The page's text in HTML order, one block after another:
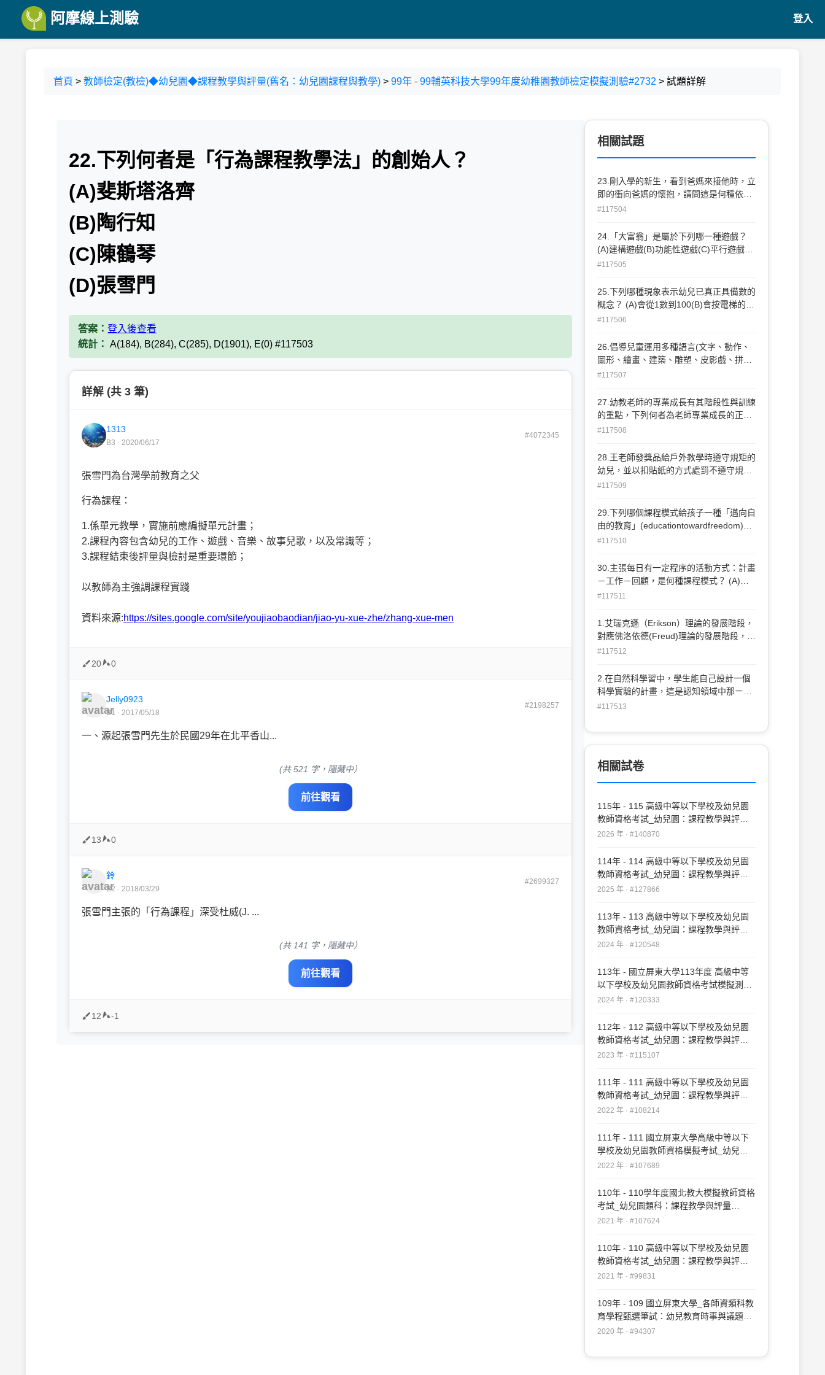
阿摩線上測驗 登入
首頁 > 教師檢定(教檢)◆幼兒園◆課程教學與評量(舊名：幼兒園課程與教學) > 99年 - 99輔英科技大學99年度幼稚園教師檢定模擬測驗#2732 > 試題詳解
22.下列何者是「行為課程教學法」的創始人？
(A)斐斯塔洛齊
(B)陶行知
(C)陳鶴琴
(D)張雪門
答案： 登入後查看
統計： A(184), B(284), C(285), D(1901), E(0) #117503
詳解 (共 3 筆)
1313
B3 · 2020/06/17
#4072345
張雪門為台灣學前教育之父
行為課程：
1.係單元教學，實施前應編擬單元計畫；
2.課程內容包含幼兒的工作、遊戲 、音樂 、故事兒歌，以及常識等；
3.課程結束後評量與檢討是重要環節；
以教師為主強調課程實踐
資料來源:https://sites.google.com/site/youjiaobaodian/jiao-yu-xue-zhe/zhang-xue-men
20 0
Jelly0923
B1 · 2017/05/18
#2198257
一、源起張雪門先生於民國29年在北平香山...
(共 521 字，隱藏中）
前往觀看
13 0
鈴
B2 · 2018/03/29
#2699327
張雪門主張的「行為課程」深受杜威(J. ...
(共 141 字，隱藏中）
前往觀看
12 -1
相關試題
23.剛入學的新生，看到爸媽來接他時，立
即的衝向爸媽的懷抱，請問這是何種依附
關係？(A)焦慮矛盾型（Anxious-
（Secureattachment）(C)逃避型
（Anxious-avoidant）(D)紊亂型
#117504
24.「大富翁」是屬於下列哪一種遊戲？
(A)建構遊戲(B)功能性遊戲(C)平行遊戲
(D)規則性遊戲
#117505
25.下列哪種現象表示幼兒已真正具備數的
概念？ (A)會從1數到100(B)會按電梯的樓
層(C)能說出父母親的行動電話號碼(D)發
#117506
26.倡導兒童運用多種語言(文字、動作、
圖形、繪畫、建築、雕塑、皮影戲、拼
貼、戲劇或音樂等多種活動形式以及豐富
整的感覺經驗,是何種課程模式的教學特
色？ (A)華德福教學(B)瑞吉歐教學(C)方案
#117507
27.幼教老師的專業成長有其階段性與訓練
的重點，下列何者為老師專業成長的正確
順序？(1)求生階段(2)成熟階段(3)強化階
(2)(C)(4)(1)(2)(3)(D)(4)(1)(3)(2)
#117508
28.王老師發獎品給戶外教學時遵守規矩的
幼兒，並以扣貼紙的方式處罰不遵守規定
的幼兒，因為王老師認為道德教育的實施
的教育觀受何種教育理念的影響？ (A)快
樂主義(B)浪漫主義(C)實用主義(D)存在主
#117509
29.下列哪個課程模式給孩子一種「邁向自
由的教育」(educationtowardfreedom)而
且被視為是一種多元文化的教育模式？
(D)蒙特梭利教學
#117510
30.主張每日有一定程序的活動方式：計畫
－工作－回顧，是何種課程模式？ (A)高
瞻(High/Scope)課程模式(B)華得福教育
(BankStreetApproach) (D)方案教學
(TheProjectApproach)
#117511
1.艾瑞克遜（Erikson）理論的發展階段，
對應佛洛依德(Freud)理論的發展階段，下
列哪一個對應是正確的： (A)自動自發對
卑，兩性期 (C)活潑自動對羞愧懷疑，潛
伏期 (D)友愛親密對孤獨疏離，肛門期。
#117512
2.在自然科學習中，學生能自己設計一個
科學實驗的計畫，這是認知領域中那ㄧ個
層次的教學目標？ (A)應用 (B)分析 (C)綜
#117513
相關試卷
115年 - 115 高級中等以下學校及幼兒園
教師資格考試_幼兒園：課程教學與評量
#140870
2026 年 · #140870
114年 - 114 高級中等以下學校及幼兒園
教師資格考試_幼兒園：課程教學與評量
#127866
2025 年 · #127866
113年 - 113 高級中等以下學校及幼兒園
教師資格考試_幼兒園：課程教學與評量
#120548
2024 年 · #120548
113年 - 國立屏東大學113年度 高級中等
以下學校及幼兒園教師資格考試模擬測驗
類別：幼兒園 科目：課程教學與評量
2024 年 · #120333
112年 - 112 高級中等以下學校及幼兒園
教師資格考試_幼兒園：課程教學與評量
#115107
2023 年 · #115107
111年 - 111 高級中等以下學校及幼兒園
教師資格考試_幼兒園：課程教學與評量
#108214
2022 年 · #108214
111年 - 111 國立屏東大學高級中等以下
學校及幼兒園教師資格模擬考試_幼兒
園：課程教學與評量#107689
2022 年 · #107689
110年 - 110學年度國北教大模擬教師資格
考試_幼兒園類科：課程教學與評量
#107624
2021 年 · #107624
110年 - 110 高級中等以下學校及幼兒園
教師資格考試_幼兒園︰課程教學與評量
#99831
2021 年 · #99831
109年 - 109 國立屏東大學_各師資類科教
育學程甄選筆試：幼兒教育時事與議題
#94307
2020 年 · #94307